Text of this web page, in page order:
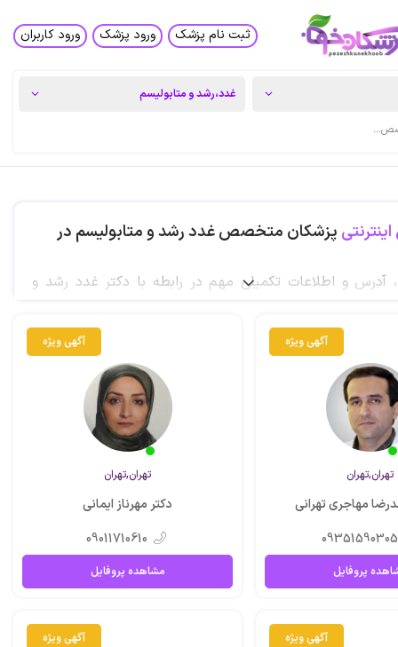
ثبت نام پزشک ورود پزشک ورود کاربران
پزشکان متخصص غدد رشد و متابولیسم در
آدرس و اطلاعات تکمیلی مهم در رابطه با دکتر غدد رشد و
آگهی ویژه
تهران,تهران
مهاجری تهرانی
09351590305
پروفایل
آگهی ویژه
تهران,تهران
دکتر مهرناز ایمانی
09011710610
مشاهده پروفایل
آگهی ویژه آگهی ویژه